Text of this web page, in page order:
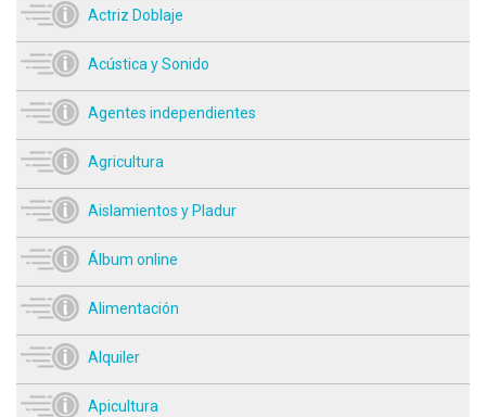
Actriz Doblaje
Acústica y Sonido
Agentes independientes
Agricultura
Aislamientos y Pladur
Álbum online
Alimentación
Alquiler
Apicultura